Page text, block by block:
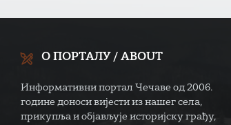
О ПОРТАЛУ / ABOUT
Информативни портал Чечаве од 2006.
године доноси вијести из нашег села,
прикупља и објављује историјску грађу,